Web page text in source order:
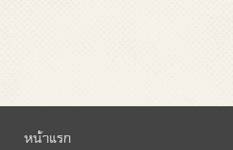
หน้าแรก